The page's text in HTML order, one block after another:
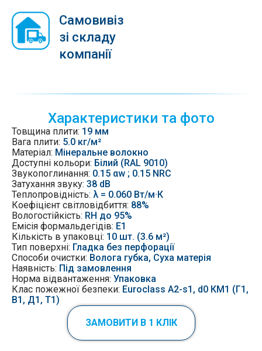
Самовивіз
зі складу
компанії
Характеристики та фото
Товщина плити: 19 мм
Вага плити: 5.0 кг/м²
Матеріал: Мінеральне волокно
Доступні кольори: Білий (RAL 9010)
Звукопоглинання: 0.15 αw ; 0.15 NRC
Затухання звуку: 38 dB
Теплопровідність: λ = 0.060 Вт/м·К
Коефіцієнт світловідбиття: 88%
Вологостійкість: RH до 95%
Емісія формальдегідів: Е1
Кількість в упаковці: 10 шт. (3.6 м²)
Тип поверхні: Гладка без перфорації
Способи очистки: Волога губка, Суха матерія
Наявність: Під замовлення
Норма відвантаження: Упаковка
Клас пожежної безпеки: Euroclass A2-s1, d0 КМ1 (Г1,
В1, Д1, Т1)
ЗАМОВИТИ В 1 КЛІК